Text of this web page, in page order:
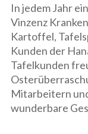
In jedem Jahr
Vinzenz
Kartoffel,
Kunden der
Tafelkunden
Mitarbeitern
wunderbare